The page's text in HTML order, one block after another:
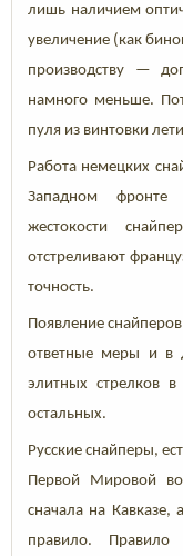
лишь наличием
увеличение (как
производству —
намного меньше.
пуля из винтовки
Работа немецких
Западном фронте
жестокости
отстреливают
точность.
Появление
ответные меры и в
элитных стрелков
остальных.
Русские снайперы,
Первой Мировой
сначала на Кавказе,
правило.